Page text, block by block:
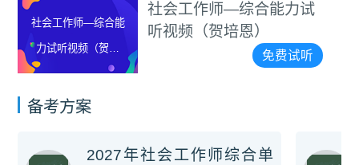
社会工作师—综合能
力试听视频（贺培
恩）
社会工作师—综合能力试
听视频（贺培恩）
免费试听
备考方案
2027年社会工作师综合单